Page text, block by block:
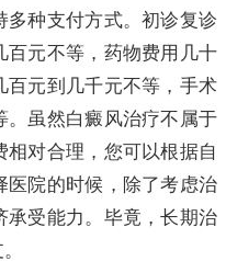
多种支付方式。初诊复诊
百元不等，药物费用几十
百元到几千元不等，手术
。虽然白癜风治疗不属于
相对合理，您可以根据自
医院的时候，除了考虑治
承受能力。毕竟，长期治